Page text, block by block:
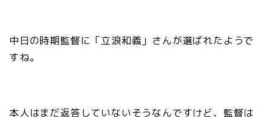
中日の時期監督に「立浪和義」さんが選ばれたようで
すね。
本人はまだ返答していないそうなんですけど、監督は